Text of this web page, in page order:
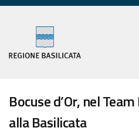
Bocuse d’Or, nel
alla Basilicata